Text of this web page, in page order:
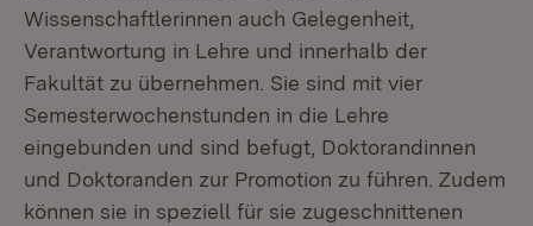
Wissenschaftlerinnen auch Gelegenheit,
Verantwortung in Lehre und innerhalb der
Fakultät zu übernehmen. Sie sind mit vier
Semesterwochenstunden in die Lehre
eingebunden und sind befugt, Doktorandinnen
und Doktoranden zur Promotion zu führen. Zudem
können sie in speziell für sie zugeschnittenen